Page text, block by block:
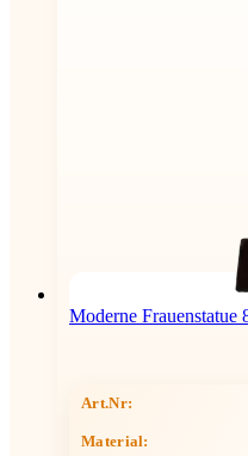
Moderne Frauenstatue
Art.Nr:
Material: